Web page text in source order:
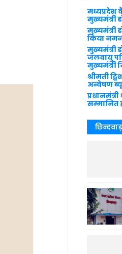
मध्यप्रदेश
मुख्यमंत्री
मुख्यमंत्री
किया
मुख्यमंत्री
जलवायु
मुख्यमंत्री
श्रीमती
अन्वेषण
सम्मानित